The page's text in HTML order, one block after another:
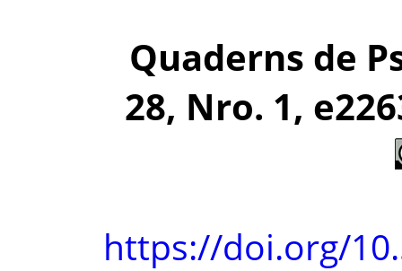
Quaderns de
28, Nro. 1,
https://doi.org/